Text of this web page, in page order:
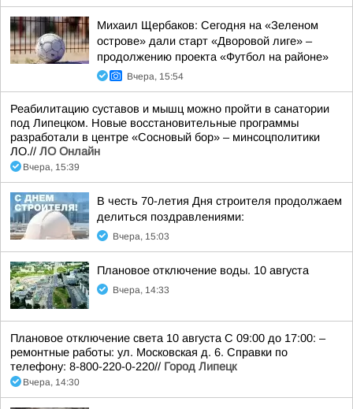
Михаил Щербаков: Сегодня на «Зеленом
острове» дали старт «Дворовой лиге» –
продолжению проекта «Футбол на районе»
Вчера, 15:54
Реабилитацию суставов и мышц можно пройти в санатории
под Липецком. Новые восстановительные программы
разработали в центре «Сосновый бор» – минсоцполитики
ЛО.// ЛО Онлайн
Вчера, 15:39
В честь 70-летия Дня строителя продолжаем
делиться поздравлениями:
Вчера, 15:03
Плановое отключение воды. 10 августа
Вчера, 14:33
Плановое отключение света 10 августа С 09:00 до 17:00: –
ремонтные работы: ул. Московская д. 6. Справки по
телефону: 8-800-220-0-220// Город Липецк
Вчера, 14:30